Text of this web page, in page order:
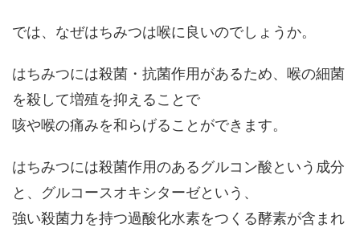
では、なぜはちみつは喉に良いのでしょうか。
はちみつには殺菌・抗菌作用があるため、喉の細菌
を殺して増殖を抑えることで
咳や喉の痛みを和らげることができます。
はちみつには殺菌作用のあるグルコン酸という成分
と、グルコースオキシターゼという、
強い殺菌力を持つ過酸化水素をつくる酵素が含まれ